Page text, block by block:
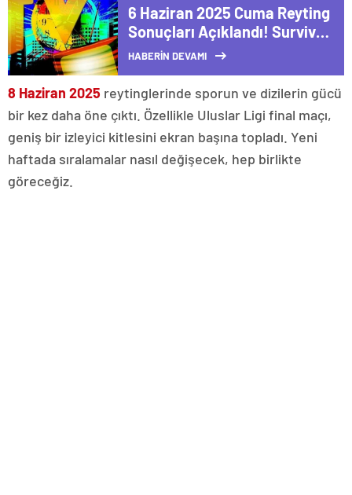
6 Haziran 2025 Cuma Reyting
Sonuçları Açıklandı! Survivor
Tüm Gruplarda Zirvede!
HABERİN DEVAMI
8 Haziran 2025 reytinglerinde sporun ve dizilerin gücü
bir kez daha öne çıktı. Özellikle Uluslar Ligi final maçı,
geniş bir izleyici kitlesini ekran başına topladı. Yeni
haftada sıralamalar nasıl değişecek, hep birlikte
göreceğiz.